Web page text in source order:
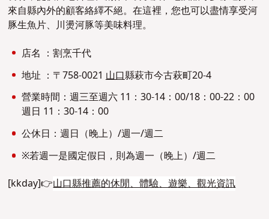
來自縣內外的顧客絡繹不絕。在這裡，您也可以盡情享受河
豚生魚片、川燙河豚等美味料理。
店名 ：割烹千代
地址 ：〒758-0021 山口縣萩市今古萩町20-4
營業時間：週三至週六 11：30-14：00/18：00-22：00
週日 11：30-14：00
公休日：週日（晚上）/週一/週二
※若週一是國定假日，則為週一（晚上）/週二
[kkday]👉山口縣推薦的休閒、體驗、遊樂、觀光資訊